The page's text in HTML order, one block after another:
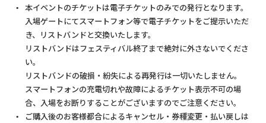
本イベントのチケットは電子チケットのみでの発行となります。
入場ゲートにてスマートフォン等で電子チケットをご提示いただ
き、リストバンドと交換いたします。
リストバンドはフェスティバル終了まで絶対に外さないでくださ
い。
リストバンドの破損・紛失による再発行は一切いたしません。
スマートフォンの充電切れや故障によるチケット表示不可の場
合、入場をお断りすることがございますのでご注意ください。
ご購入後のお客様都合によるキャンセル・券種変更・払い戻しは